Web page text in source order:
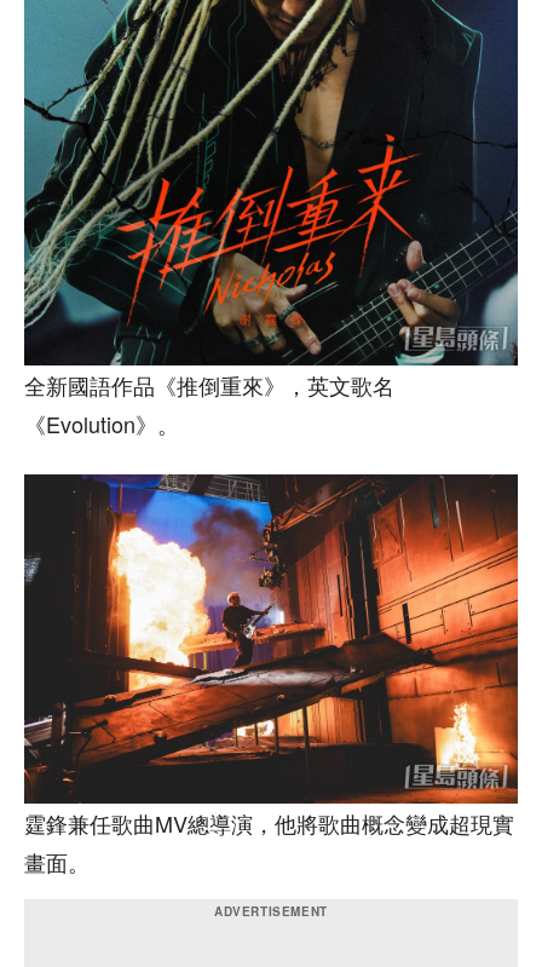
全新國語作品《推倒重來》，英文歌名
《Evolution》。
霆鋒兼任歌曲MV總導演，他將歌曲概念變成超現實
畫面。